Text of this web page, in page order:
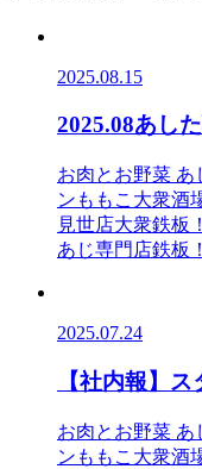
2025.08.15
2025.08あし
お肉とお野菜 あ
ンももこ 大衆酒
見世店大衆鉄板
あじ専門店鉄板
2025.07.24
【社内報】
お肉とお野菜 あ
ンももこ 大衆酒